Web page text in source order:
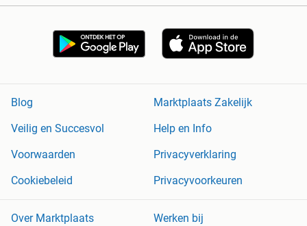
Blog
Marktplaats Zakelijk
Veilig en Succesvol
Help en Info
Voorwaarden
Privacyverklaring
Cookiebeleid
Privacyvoorkeuren
Over Marktplaats
Werken bij